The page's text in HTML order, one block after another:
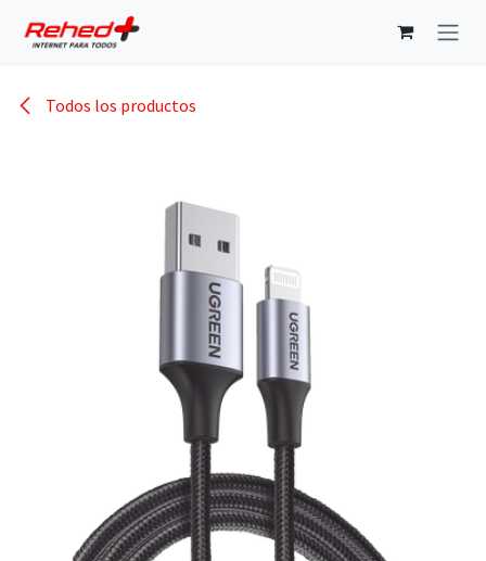
Todos los productos